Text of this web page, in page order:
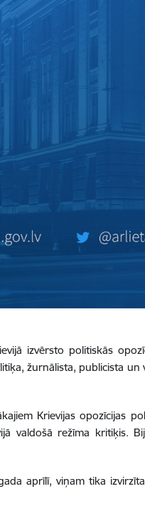
izvērsto politiskās
žurnālista, publicista
Krievijas opozīcijas
valdošā režīma kritiķis.
aprīlī, viņam tika